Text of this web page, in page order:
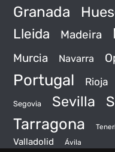
Granada
Lleida Madeira
Murcia Navarra
Portugal Rioja
Segovia Sevilla
Tarragona
Valladolid Ávila